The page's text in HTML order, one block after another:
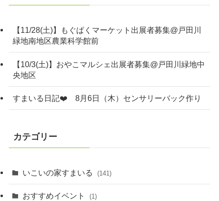
【11/28(土)】もぐぱくマーケット出展者募集@戸田川
緑地南地区農業科学館前
【10/3(土)】おやこマルシェ出展者募集@戸田川緑地中
央地区
すまいる日記❤️ 8月6日（木）センサリーバック作り
カテゴリー
いこいの家すまいる (141)
おすすめイベント (1)